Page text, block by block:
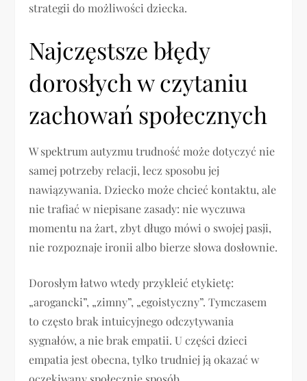
strategii do możliwości dziecka.
Najczęstsze błędy
dorosłych w czytaniu
zachowań społecznych
W spektrum autyzmu trudność może dotyczyć nie
samej potrzeby relacji, lecz sposobu jej
nawiązywania. Dziecko może chcieć kontaktu, ale
nie trafiać w niepisane zasady: nie wyczuwa
momentu na żart, zbyt długo mówi o swojej pasji,
nie rozpoznaje ironii albo bierze słowa dosłownie.
Dorosłym łatwo wtedy przykleić etykietę:
„arogancki”, „zimny”, „egoistyczny”. Tymczasem
to często brak intuicyjnego odczytywania
sygnałów, a nie brak empatii. U części dzieci
empatia jest obecna, tylko trudniej ją okazać w